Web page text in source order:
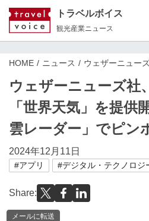
トラベルボイス
観光産業ニュース
HOME ニュース ウェザーニュー
ウェザーニューズ社
「世界天気」を提供
雲レーダー」でピン
2024年12月11日
#アプリ #デジタル・テクノロジ
Share:
メールに転送